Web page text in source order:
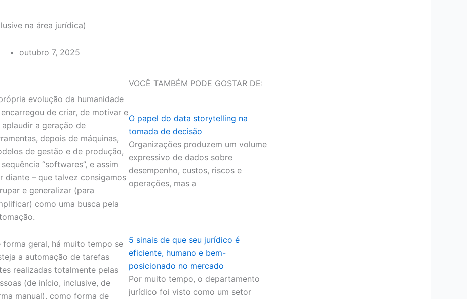
na área jurídica)
outubro 7, 2025
evolução da humanidade
encarregou de criar, de motivar e
aplaudir a geração de
depois de máquinas,
de gestão e de produção,
“softwares”, e assim
diante – que talvez consigamos
e generalizar (para
como uma busca pela
forma geral, há muito tempo se
a automação de tarefas
realizadas totalmente pelas
(de início, inclusive, de
manual), como forma de
VOCÊ TAMBÉM PODE GOSTAR DE:
O papel do data storytelling na
tomada de decisão
Organizações produzem um volume
expressivo de dados sobre
desempenho, custos, riscos e
operações, mas a
5 sinais de que seu jurídico é
eficiente, humano e bem-
posicionado no mercado
Por muito tempo, o departamento
jurídico foi visto como um setor